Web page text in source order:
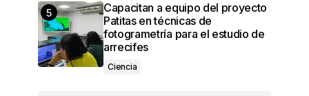
Capacitan a equipo del proyecto
Patitas en técnicas de
fotogrametría para el estudio de
arrecifes
Ciencia